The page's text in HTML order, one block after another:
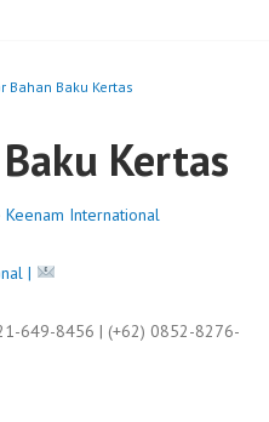
Bahan Baku Kertas
Kertas
Keenam International
|
649-8456 | (+62) 0852-8276-